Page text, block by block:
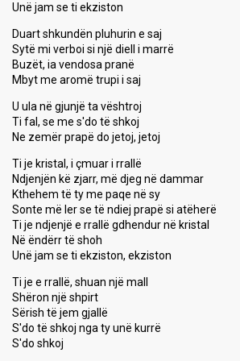
Unë jam se ti ekziston
Duart shkundën pluhurin e saj
Sytë mi verboi si një diell i marrë
Buzët, ia vendosa pranë
Mbyt me aromë trupi i saj
U ula në gjunjë ta vështroj
Ti fal, se me s'do të shkoj
Ne zemër prapë do jetoj, jetoj
Ti je kristal, i çmuar i rrallë
Ndjenjën kë zjarr, më djeg në dammar
Kthehem të ty me paqe në sy
Sonte më ler se të ndiej prapë si atëherë
Ti je ndjenjë e rrallë gdhendur në kristal
Në ëndërr të shoh
Unë jam se ti ekziston, ekziston
Ti je e rrallë, shuan një mall
Shëron një shpirt
Sërish të jem gjallë
S'do të shkoj nga ty unë kurrë
S'do shkoj